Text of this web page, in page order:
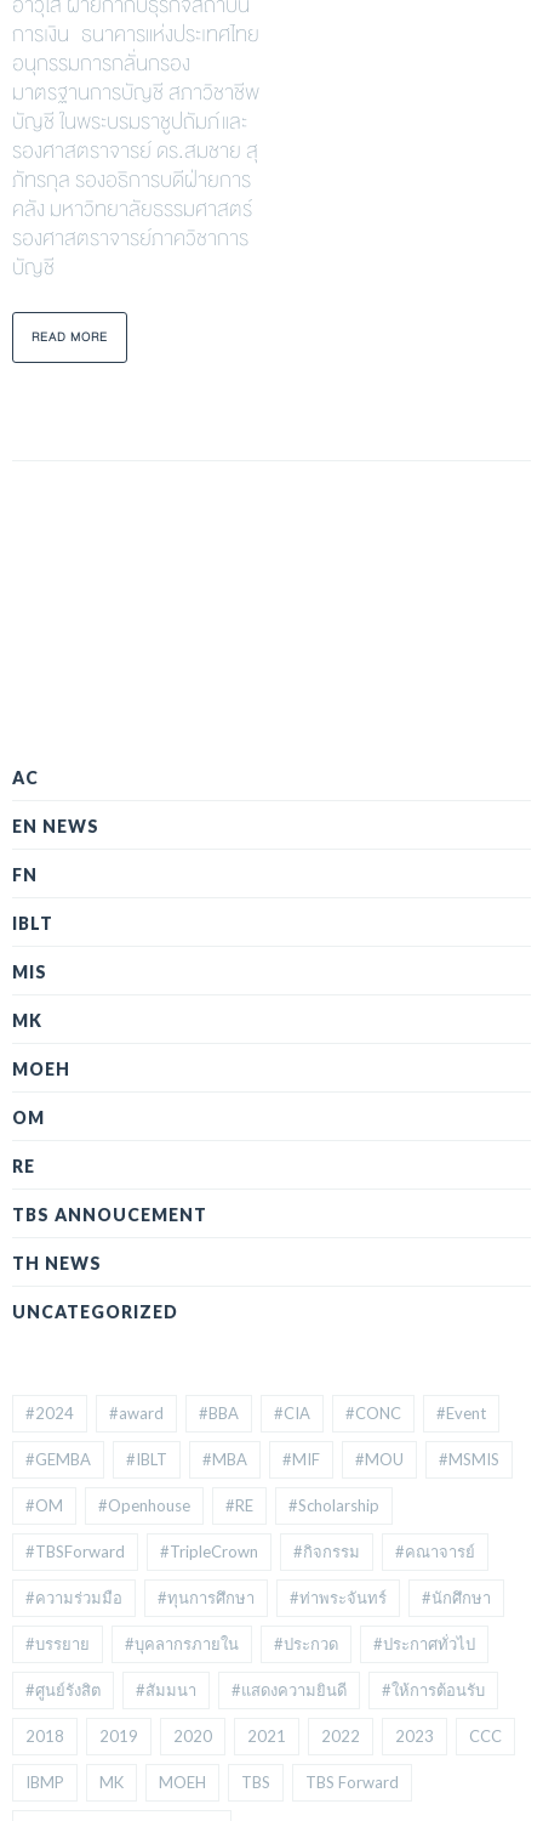
การเงิน ธนาคารแห่งประเทศไทย
อนุกรรมการกลั่นกรอง
มาตรฐานการบัญชี สภาวิชาชีพ
บัญชี ในพระบรมราชูปถัมภ์ และ
รองศาสตราจารย์ ดร.สมชาย สุ
ภัทรกุล รองอธิการบดีฝ่ายการ
คลัง มหาวิทยาลัยธรรมศาสตร์
รองศาสตราจารย์ภาควิชาการ
บัญชี
READ MORE
AC
EN NEWS
FN
IBLT
MIS
MK
MOEH
OM
RE
TBS ANNOUCEMENT
TH NEWS
UNCATEGORIZED
#2024 #award #BBA #CIA #CONC #Event
#GEMBA #IBLT #MBA #MIF #MOU #MSMIS
#OM #Openhouse #RE #Scholarship
#TBSForward #TripleCrown #กิจกรรม #คณาจารย์
#ความร่วมมือ #ทุนการศึกษา #ท่าพระจันทร์ #นักศึกษา
#บรรยาย #บุคลากรภายใน #ประกวด #ประกาศทั่วไป
#ศูนย์รังสิต #สัมมนา #แสดงความยินดี #ให้การต้อนรับ
2018 2019 2020 2021 2022 2023 CCC
IBMP MK MOEH TBS TBS Forward